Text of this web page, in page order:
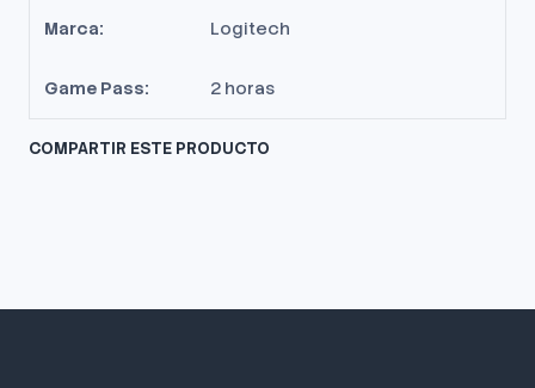
Marca: Logitech
Game Pass: 2 horas
COMPARTIR ESTE PRODUCTO